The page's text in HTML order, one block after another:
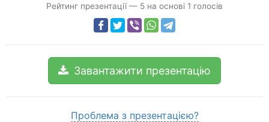
Рейтинг презентації — 5 на основі 1 голосів
Завантажити презентацію
Проблема з презентацією?